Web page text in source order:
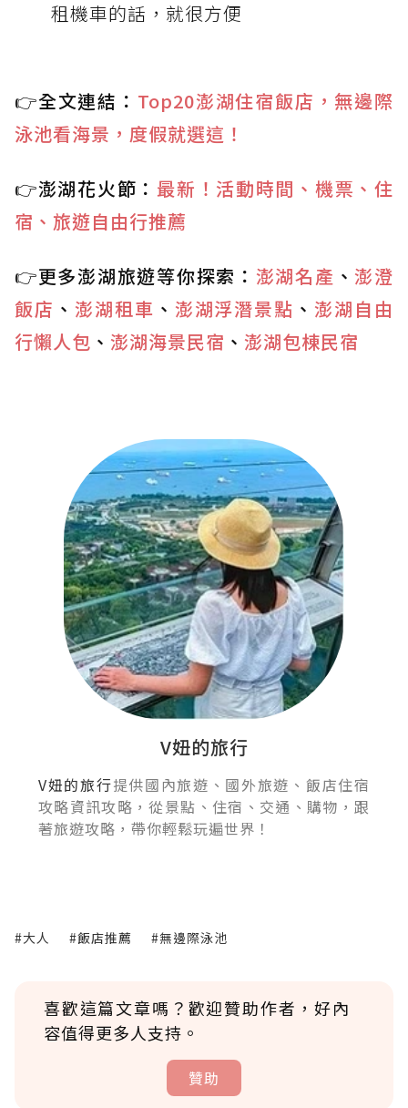
租機車的話，就很方便
👉全文連結： Top20澎湖住宿飯店，無邊際
泳池看海景，度假就選這！
👉澎湖花火節： 最新！活動時間、機票、住
宿、旅遊自由行推薦
👉更多澎湖旅遊等你探索： 澎湖名產 、 澎澄
飯店 、 澎湖租車 、 澎湖浮潛景點 、 澎湖自由
行懶人包 、 澎湖海景民宿 、 澎湖包棟民宿
V妞的旅行
V妞的旅行提供國內旅遊、國外旅遊、飯店住宿
攻略資訊攻略，從景點、住宿、交通、購物，跟
著旅遊攻略，帶你輕鬆玩遍世界！
#大人 #飯店推薦 #無邊際泳池
喜歡這篇文章嗎？歡迎贊助作者，好內
容值得更多人支持。
贊助